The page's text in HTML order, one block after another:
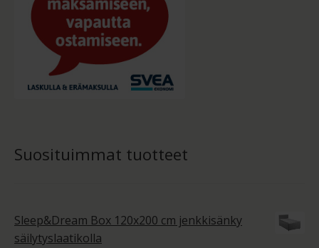
Suosituimmat tuotteet
Sleep&Dream Box 120x200 cm jenkkisänky
säilytyslaatikolla